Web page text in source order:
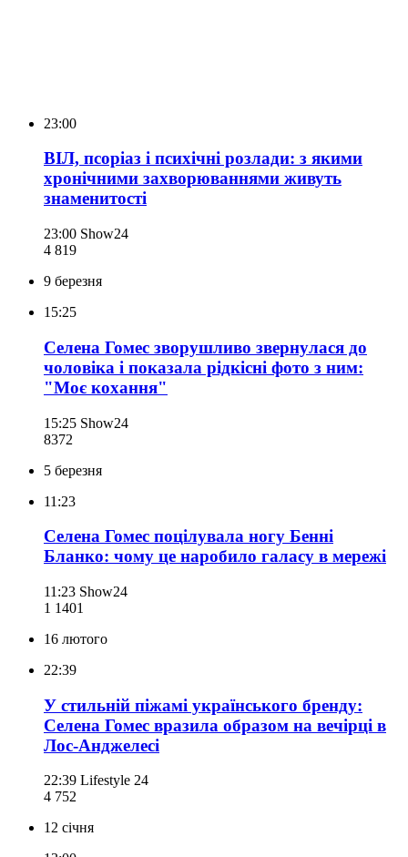
23:00
ВІЛ, псоріаз і психічні розлади: з якими
хронічними захворюваннями живуть
знаменитості
23:00 Show24
4 819
9 березня
15:25
Селена Гомес зворушливо звернулася до
чоловіка і показала рідкісні фото з ним:
"Моє кохання"
15:25 Show24
8372
5 березня
11:23
Селена Гомес поцілувала ногу Бенні
Бланко: чому це наробило галасу в мережі
11:23 Show24
1 1401
16 лютого
22:39
У стильній піжамі українського бренду:
Селена Гомес вразила образом на вечірці в
Лос-Анджелесі
22:39 Lifestyle 24
4 752
12 січня